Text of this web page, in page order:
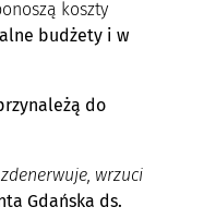
koszty
budżety i w
do
wrzuci
Gdańska ds.